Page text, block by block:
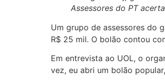
Assessores do PT
Um grupo de assessores do
R$ 25 mil. O bolão contou
Em entrevista ao UOL, o
vez, eu abri um bolão